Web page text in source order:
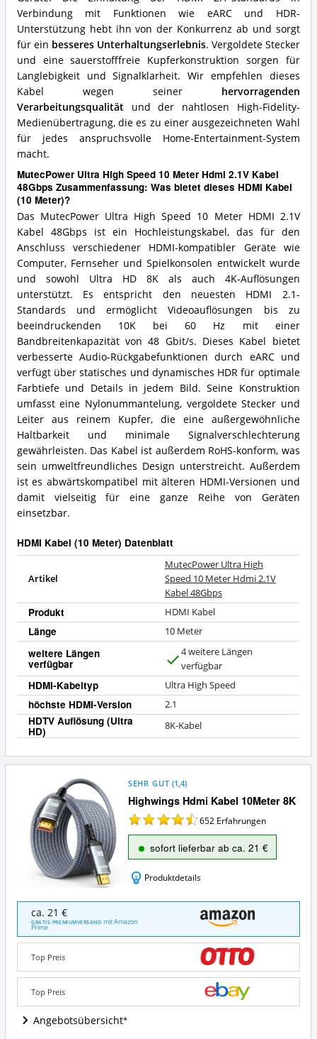
Verbindung mit Funktionen wie eARC und HDR-
Unterstützung hebt ihn von der Konkurrenz ab und sorgt
für ein besseres Unterhaltungserlebnis. Vergoldete Stecker
und eine sauerstofffreie Kupferkonstruktion sorgen für
Langlebigkeit und Signalklarheit. Wir empfehlen dieses
Kabel wegen seiner hervorragenden
Verarbeitungsqualität und der nahtlosen High-Fidelity-
Medienübertragung, die es zu einer ausgezeichneten Wahl
für jedes anspruchsvolle Home-Entertainment-System
macht.
MutecPower Ultra High Speed 10 Meter Hdmi 2.1V Kabel
48Gbps Zusammenfassung: Was bietet dieses HDMI Kabel
(10 Meter)?
Das MutecPower Ultra High Speed 10 Meter HDMI 2.1V
Kabel 48Gbps ist ein Hochleistungskabel, das für den
Anschluss verschiedener HDMI-kompatibler Geräte wie
Computer, Fernseher und Spielkonsolen entwickelt wurde
und sowohl Ultra HD 8K als auch 4K-Auflösungen
unterstützt. Es entspricht den neuesten HDMI 2.1-
Standards und ermöglicht Videoauflösungen bis zu
beeindruckenden 10K bei 60 Hz mit einer
Bandbreitenkapazität von 48 Gbit/s. Dieses Kabel bietet
verbesserte Audio-Rückgabefunktionen durch eARC und
verfügt über statisches und dynamisches HDR für optimale
Farbtiefe und Details in jedem Bild. Seine Konstruktion
umfasst eine Nylonummantelung, vergoldete Stecker und
Leiter aus reinem Kupfer, die eine außergewöhnliche
Haltbarkeit und minimale Signalverschlechterung
gewährleisten. Das Kabel ist außerdem RoHS-konform, was
sein umweltfreundliches Design unterstreicht. Außerdem
ist es abwärtskompatibel mit älteren HDMI-Versionen und
damit vielseitig für eine ganze Reihe von Geräten
einsetzbar.
HDMI Kabel (10 Meter) Datenblatt
Artikel
MutecPower Ultra High
Speed 10 Meter Hdmi 2.1V
Kabel 48Gbps
Produkt HDMI Kabel
Länge 10 Meter
weitere Längen
verfügbar
a
4 weitere Längen
verfügbar
HDMI-Kabeltyp Ultra High Speed
höchste HDMI-Version 2.1
HDTV Auflösung (Ultra
HD) 8K-Kabel
Meter)?
Highwings Hdmi Kabel 10Meter 8K
SEHR GUT (1,4)
652 Erfahrungen
sofort lieferbar ab ca. 21 €
Produktdetails
Highwings
Hdmi
Kabel
10Meter
Angebote:
dieses
HDMI
ca. 21 €
GRATIS PREMIUMVERSAND mit Amazon
Prime
Top Preis
Top Preis
Angebotsübersicht